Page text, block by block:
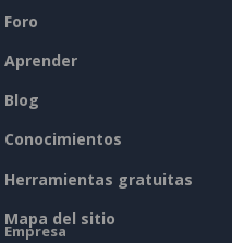
Foro
Aprender
Blog
Conocimientos
Herramientas gratuitas
Mapa del sitio
Empresa